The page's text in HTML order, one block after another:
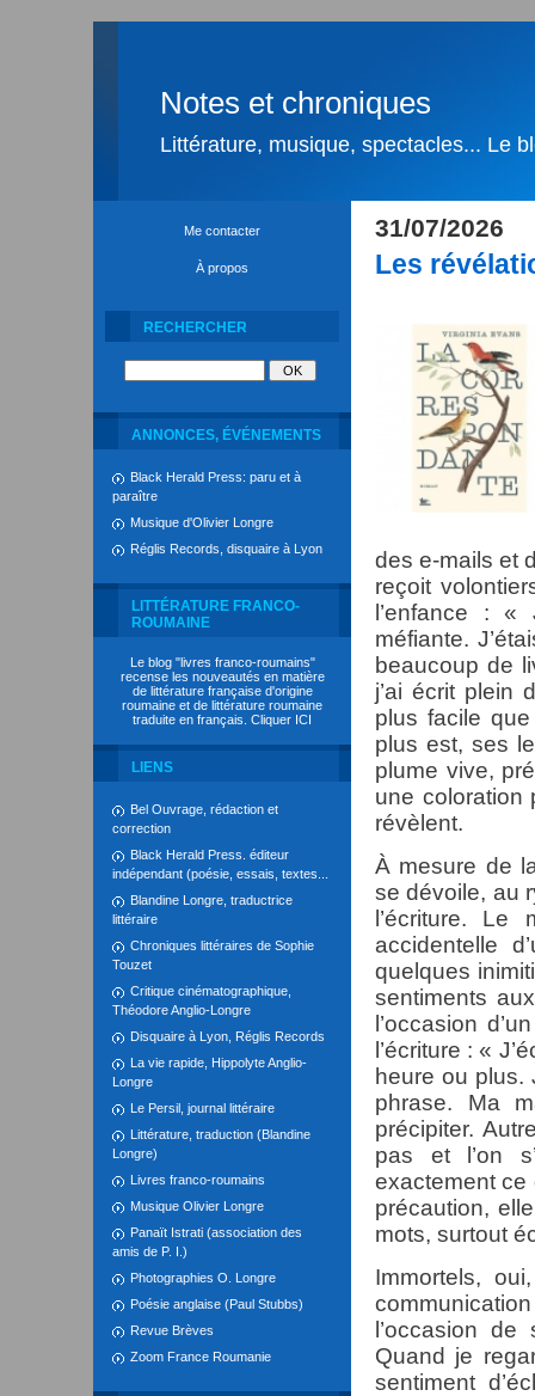
Notes et chroniques
Littérature, musique, spectacles... Le
Me contacter
À propos
RECHERCHER
ANNONCES, ÉVÉNEMENTS
Black Herald Press: paru et à
paraître
Musique d'Olivier Longre
Réglis Records, disquaire à Lyon
LITTÉRATURE FRANCO-
ROUMAINE
Le blog "livres franco-roumains"
recense les nouveautés en matière
de littérature française d'origine
roumaine et de littérature roumaine
traduite en français. Cliquer ICI
LIENS
Bel Ouvrage, rédaction et
correction
Black Herald Press. éditeur
indépendant (poésie, essais, textes...
Blandine Longre, traductrice
littéraire
Chroniques littéraires de Sophie
Touzet
Critique cinématographique,
Théodore Anglio-Longre
Disquaire à Lyon, Réglis Records
La vie rapide, Hippolyte Anglio-
Longre
Le Persil, journal littéraire
Littérature, traduction (Blandine
Longre)
Livres franco-roumains
Musique Olivier Longre
Panaït Istrati (association des
amis de P. I.)
Photographies O. Longre
Poésie anglaise (Paul Stubbs)
Revue Brèves
Zoom France Roumanie
31/07/2026
Les
des e-mails et
reçoit
l’enfance : «
méfiante.
beaucoup de
j’ai écrit plein
plus facile
plus est, ses
plume vive,
une coloration
révèlent.
À mesure de
se dévoile, au
l’écriture.
accidentelle
quelques
sentiments
l’occasion
l’écriture : «
heure ou
phrase. Ma
précipiter.
pas et l’on
exactement ce
précaution,
mots, surtout
Immortels,
l’occasion
Quand je
sentiment